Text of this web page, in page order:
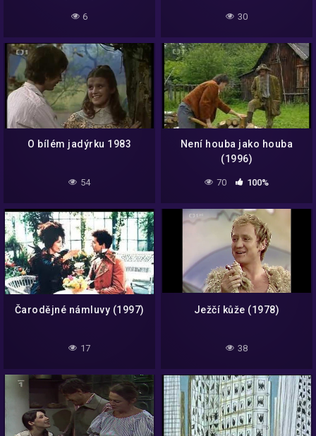
6 30
O bílém jadýrku 1983
54
Není houba jako houba
(1996)
70 100%
Čarodějné námluvy (1997)
17
Ježčí kůže (1978)
38